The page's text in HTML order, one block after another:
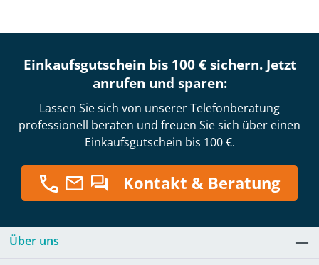
Einkaufsgutschein bis 100 € sichern. Jetzt
anrufen und sparen:
Lassen Sie sich von unserer Telefonberatung
professionell beraten und freuen Sie sich über einen
Einkaufsgutschein bis 100 €.
Kontakt & Beratung
Über uns